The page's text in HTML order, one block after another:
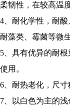
柔韧性，在较高温
4、耐化学性，耐酸
耐藻类、霉菌等微
5、具有优异的耐
使用。
6、耐热老化，尺寸
7、以白色为主的